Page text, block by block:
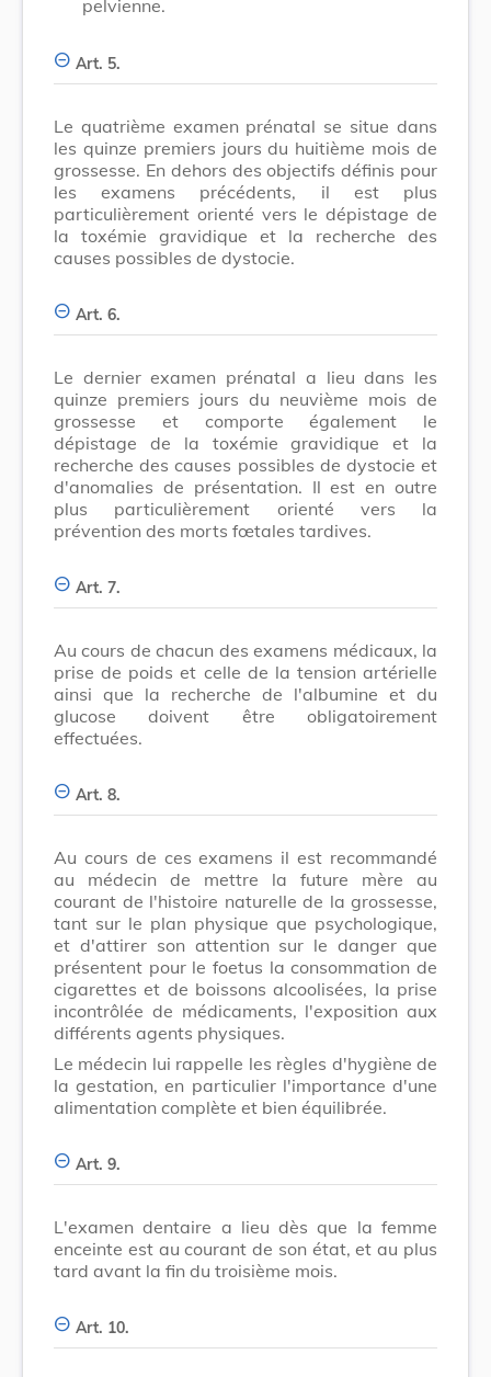
pelvienne.
Art. 5.
Le quatrième examen prénatal se situe dans
les quinze premiers jours du huitième mois de
grossesse. En dehors des objectifs définis pour
les examens précédents, il est plus
particulièrement orienté vers le dépistage de
la toxémie gravidique et la recherche des
causes possibles de dystocie.
Art. 6.
Le dernier examen prénatal a lieu dans les
quinze premiers jours du neuvième mois de
grossesse et comporte également le
dépistage de la toxémie gravidique et la
recherche des causes possibles de dystocie et
d'anomalies de présentation. Il est en outre
plus particulièrement orienté vers la
prévention des morts fœtales tardives.
Art. 7.
Au cours de chacun des examens médicaux, la
prise de poids et celle de la tension artérielle
ainsi que la recherche de l'albumine et du
glucose doivent être obligatoirement
effectuées.
Art. 8.
Au cours de ces examens il est recommandé
au médecin de mettre la future mère au
courant de l'histoire naturelle de la grossesse,
tant sur le plan physique que psychologique,
et d'attirer son attention sur le danger que
présentent pour le foetus la consommation de
cigarettes et de boissons alcoolisées, la prise
incontrôlée de médicaments, l'exposition aux
différents agents physiques.
Le médecin lui rappelle les règles d'hygiène de
la gestation, en particulier l'importance d'une
alimentation complète et bien équilibrée.
Art. 9.
L'examen dentaire a lieu dès que la femme
enceinte est au courant de son état, et au plus
tard avant la fin du troisième mois.
Art. 10.